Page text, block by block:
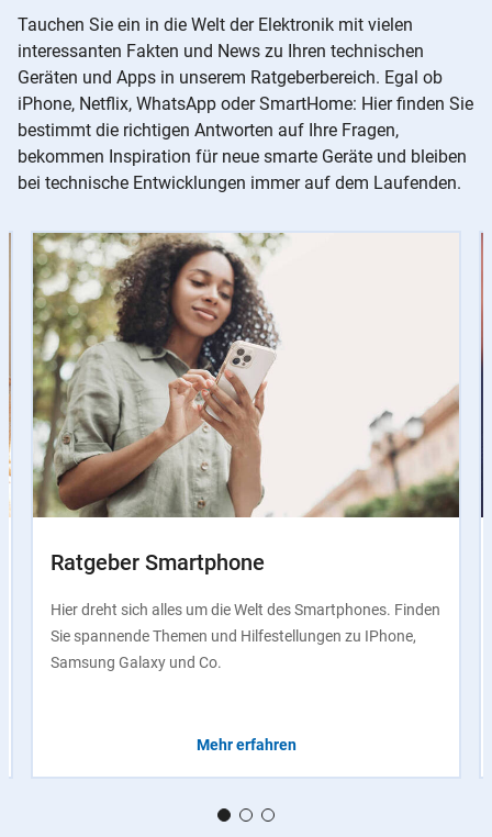
Tauchen Sie ein in die Welt der Elektronik mit vielen
interessanten Fakten und News zu Ihren technischen
Geräten und Apps in unserem Ratgeberbereich. Egal ob
iPhone, Netflix, WhatsApp oder SmartHome: Hier finden Sie
bestimmt die richtigen Antworten auf Ihre Fragen,
bekommen Inspiration für neue smarte Geräte und bleiben
bei technische Entwicklungen immer auf dem Laufenden.
Instructions
Ratgeber Smartphone
Hier dreht sich alles um die Welt des Smartphones. Finden
Sie spannende Themen und Hilfestellungen zu IPhone,
Samsung Galaxy und Co.
Mehr erfahren